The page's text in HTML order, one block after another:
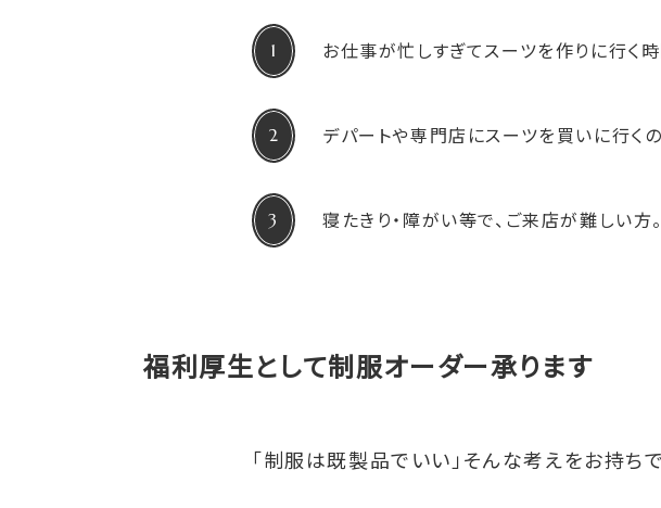
お仕事が忙しすぎてスーツを作りに行く
デパートや専門店にスーツを買いに行く
寝たきり・障がい等で、ご来店が難しい方。
福利厚生として制服オーダー承ります
「制服は既製品でいい」そんな考えをお持ち